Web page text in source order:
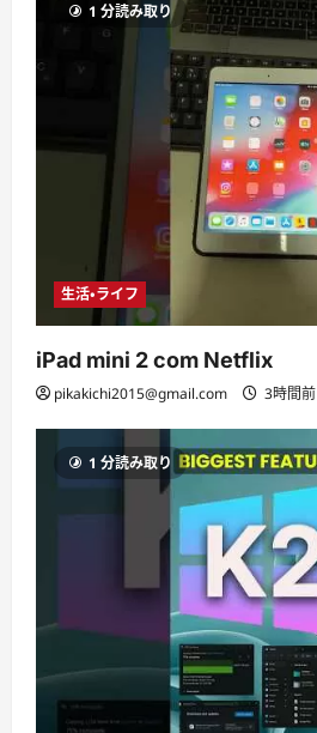
1 分読み取り
生活・ライフ
iPad mini 2 com Netflix
pikakichi2015@gmail.com 3時間前
1 分読み取り